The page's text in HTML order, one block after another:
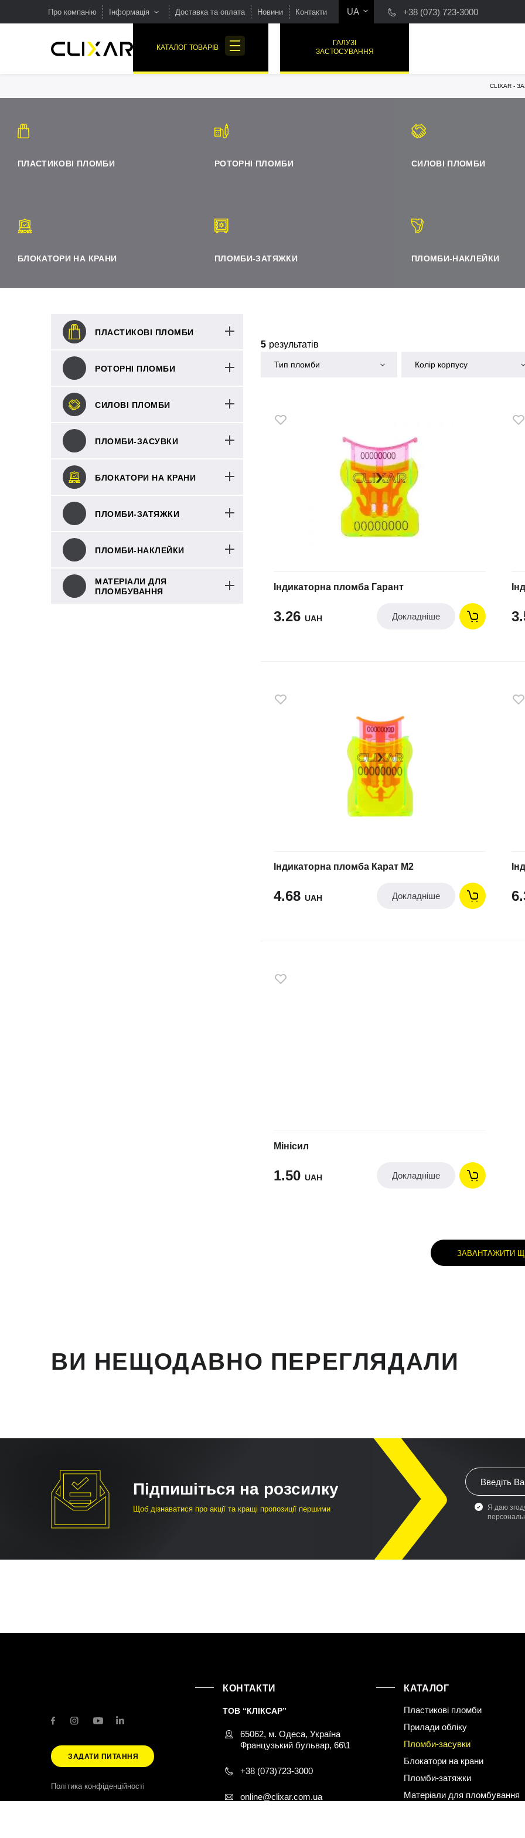
Про компанію Інформація Доставка та оплата Новини Контакти UA +38 (073) 723-3000
КАТАЛОГ ТОВАРІВ
ГАЛУЗІ
ЗАСТОСУВАННЯ
CLIXAR -
БЛОКАТОРИ НА КРАНИ
ПЛАСТИКОВІ ПЛОМБИ
ПЛОМБИ-ЗАТЯЖКИ ПЛОМБИ-НАКЛЕЙКИ
РОТОРНІ ПЛОМБИ СИЛОВІ ПЛОМБИ
БЛОКАТОРИ НА КРАНИ
МАТЕРІАЛИ ДЛЯ
ПЛОМБУВАННЯ
ПЛАСТИКОВІ ПЛОМБИ
ПЛОМБИ-ЗАСУВКИ
ПЛОМБИ-ЗАТЯЖКИ
ПЛОМБИ-НАКЛЕЙКИ
РОТОРНІ ПЛОМБИ
СИЛОВІ ПЛОМБИ
5 результатів
Тип пломби Колір корпусу
Індикаторна пломба Гарант
3.26 UAH Докладніше
Індикаторна пломба Карат М2
4.68 UAH Докладніше
Мінісил
1.50 UAH Докладніше
ЗАВАНТАЖИТИ
ВИ НЕЩОДАВНО ПЕРЕГЛЯДАЛИ
Підпишіться на розсилку
Щоб дізнаватися про акції та кращі пропозиції першими
Я даю
ЗАДАТИ ПИТАННЯ
Політика конфіденційності
КОНТАКТИ
ТОВ “КЛІКСАР”
65062, м. Одеса, Україна
Французький бульвар, 66\1
+38 (073)723-3000
online@clixar.com.ua
КАТАЛОГ
Пластикові пломби
Прилади обліку
Пломби-засувки
Блокатори на крани
Пломби-затяжки
Матеріали для пломбування